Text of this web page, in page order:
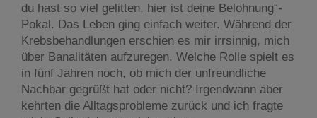
du hast so viel gelitten, hier ist deine Belohnung“-
Pokal. Das Leben ging einfach weiter. Während der
Krebsbehandlungen erschien es mir irrsinnig, mich
über Banalitäten aufzuregen. Welche Rolle spielt es
in fünf Jahren noch, ob mich der unfreundliche
Nachbar gegrüßt hat oder nicht? Irgendwann aber
kehrten die Alltagsprobleme zurück und ich fragte